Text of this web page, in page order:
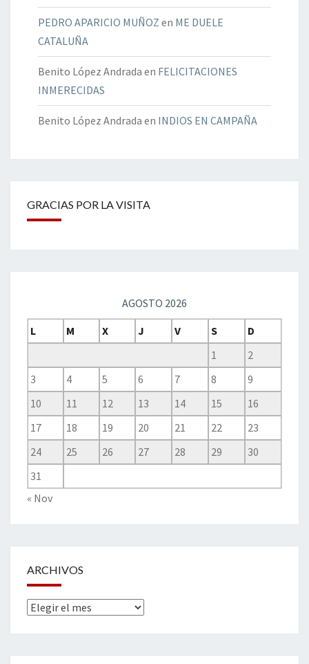
PEDRO APARICIO MUÑOZ en ME DUELE
CATALUÑA
Benito López Andrada en FELICITACIONES
INMERECIDAS
Benito López Andrada en INDIOS EN CAMPAÑA
GRACIAS POR LA VISITA
AGOSTO 2026
L
M X J V S
D
1
2
3
4 5 6 7 8
9
10
11 12 13 14 15
16
17
18 19 20 21 22
23
24
25 26 27 28 29
30
31
« Nov
ARCHIVOS
Archivos